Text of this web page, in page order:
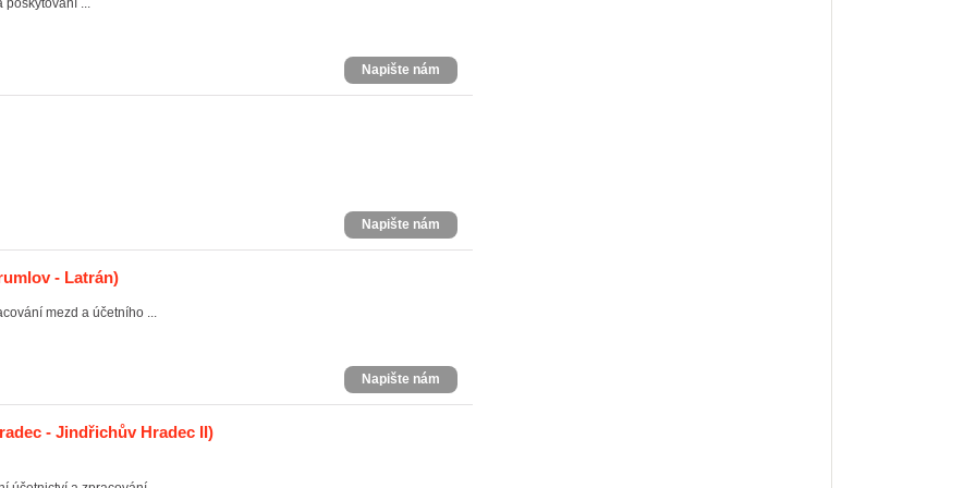
poskytování ...
Napište nám
Napište nám
- Latrán)
mezd a účetního ...
Napište nám
- Jindřichův Hradec II)